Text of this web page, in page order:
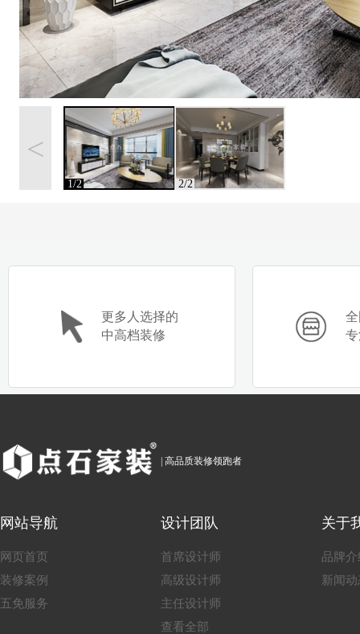
<
1/2 2/2
更多人选择的
中高档装修
| 高品质装修领跑者
网站导航
网页首页
装修案例
五免服务
设计团队
首席设计师
高级设计师
主任设计师
查看全部
关于
品牌介
新闻动